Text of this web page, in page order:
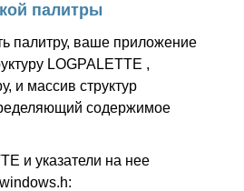
палитры
палитру, ваше приложение
LOGPALETTE ,
и массив структур
содержимое
и указатели на нее